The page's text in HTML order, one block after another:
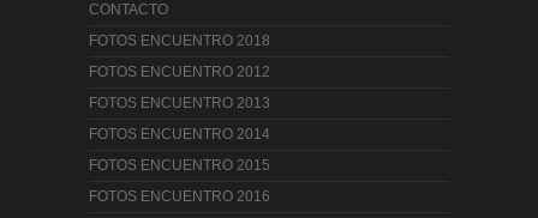
CONTACTO
FOTOS ENCUENTRO 2018
FOTOS ENCUENTRO 2012
FOTOS ENCUENTRO 2013
FOTOS ENCUENTRO 2014
FOTOS ENCUENTRO 2015
FOTOS ENCUENTRO 2016